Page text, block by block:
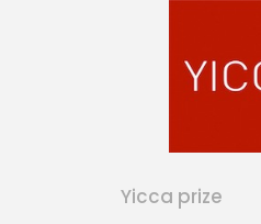
Yicca prize